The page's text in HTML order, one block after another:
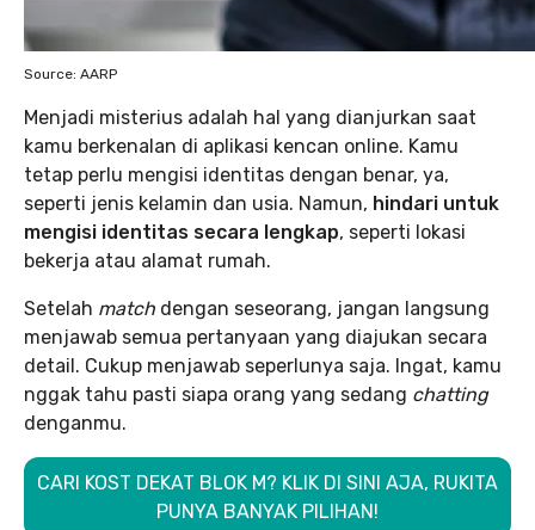
Source: AARP
Menjadi misterius adalah hal yang dianjurkan saat
kamu berkenalan di aplikasi kencan online. Kamu
tetap perlu mengisi identitas dengan benar, ya,
seperti jenis kelamin dan usia. Namun, hindari untuk
mengisi identitas secara lengkap, seperti lokasi
bekerja atau alamat rumah.
Setelah match dengan seseorang, jangan langsung
menjawab semua pertanyaan yang diajukan secara
detail. Cukup menjawab seperlunya saja. Ingat, kamu
nggak tahu pasti siapa orang yang sedang chatting
denganmu.
CARI KOST DEKAT BLOK M? KLIK DI SINI AJA, RUKITA
PUNYA BANYAK PILIHAN!